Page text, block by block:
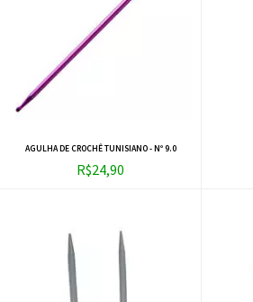
AGULHA DE CROCHÊ TUNISIANO - Nº 9.0
R$24,90